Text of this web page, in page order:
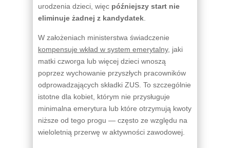
urodzenia dzieci, więc późniejszy start nie
eliminuje żadnej z kandydatek
W założeniach ministerstwa świadczenie
kompensuje wkład w system emerytalny, jaki
matki czworga lub więcej dzieci wnoszą
poprzez wychowanie przyszłych pracowników
odprowadzających składki ZUS. To szczególnie
istotne dla kobiet, którym nie przysługuje
minimalna emerytura lub które otrzymują kwoty
niższe od tego progu — często ze względu na
wieloletnią przerwę w aktywności zawodowej.